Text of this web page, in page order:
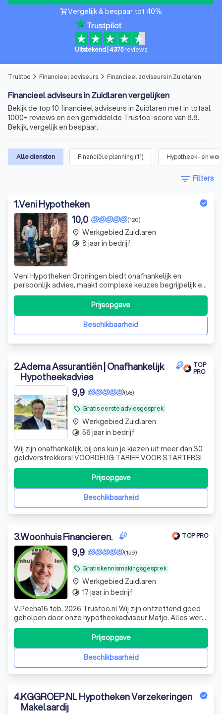
shopping_cartVergelijk & bespaar tot 40%
Uitstekend 4375reviews
Trustoo arrow_forward_ios Financieel adviseurs arrow_forward_ios Financieel adviseurs in Zuidlaren
Financieel adviseurs in Zuidlaren vergelijken
Bekijk de top 10 financieel adviseurs in Zuidlaren met in totaal
1000+ reviews en een gemiddelde Trustoo-score van 8.8.
Bekijk, vergelijk en bespaar.
Alle diensten Financiële planning (11) Hypotheek- en
filter_list Filters
1.Veni Hypotheken
(120)
10,0
Veni Hypotheken Groningen biedt onafhankelijk en
persoonlijk advies, maakt complexe keuzes begrijpelijk en
helpt uw woonwens met deskundigheid en vertrouwen
werkelijkheid te worden.
Beschikbaarheid
Prijsopgave
place Werkgebied Zuidlaren
timelapse 8 jaar in bedrijf
2.Adema Assurantiën | Onafhankelijk
Hypotheekadvies
TOP
PRO
local_offer Gratis eerste adviesgesprek
(58)
9,9
Wij zijn onafhankelijk, bij ons kun je kiezen uit meer dan 30
geldverstrekkers! VOORDELIG TARIEF VOOR STARTERS!
Beschikbaarheid
Prijsopgave
place Werkgebied Zuidlaren
timelapse 56 jaar in bedrijf
3.Woonhuis Financieren. TOP PRO
local_offer Gratis kennismakingsgesprek
(159)
9,9
V.Pecha16 feb. 2026 Trustoo.nl Wij zijn ontzettend goed
geholpen door onze hypotheekadviseur Matjo. Alles werd
duidelijk uitgelegd. De begeleiding was professioneel,
betrokken en geruststellend.
Beschikbaarheid
Prijsopgave
place Werkgebied Zuidlaren
timelapse 17 jaar in bedrijf
4.KGGROEP.NL Hypotheken Verzekeringen
Makelaardij